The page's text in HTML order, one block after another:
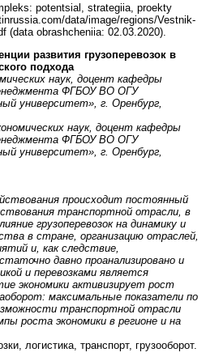
potentsial, strategiia, proekty
data/image/regions/Vestnik-
(data obrashcheniia: 02.03.2020).
развития грузоперевозок в
подхода
наук, доцент кафедры
ФГБОУ ВО ОГУ
университет», г. Оренбург,
наук, доцент кафедры
ФГБОУ ВО ОГУ
университет», г. Оренбург,
происходит постоянный
транспортной отрасли, в
грузоперевозок на динамику и
в стране, организацию отраслей,
и, как следствие,
давно проанализировано и
и перевозками является
экономики активизирует рост
максимальные показатели по
транспортной отрасли
роста экономики в регионе и на
логистика, транспорт, грузооборот.